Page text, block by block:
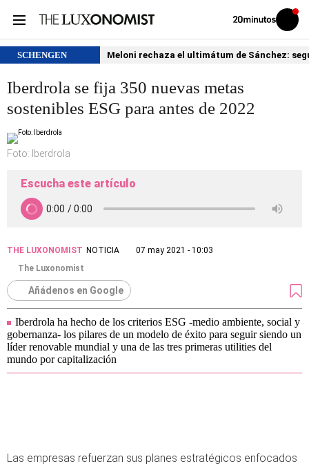
Volver
Iniciar
sesión
SCHENGEN Meloni rechaza el ultimátum de Sánchez:
Iberdrola se fija 350 nuevas metas
sostenibles ESG para antes de 2022
Foto: Iberdrola
Escucha este artículo
THE LUXONOMIST NOTICIA
07 may 2021 - 10:03
The Luxonomist
Añádenos en Google
Iberdrola ha hecho de los criterios ESG -medio ambiente, social y
gobernanza- los pilares de un modelo de éxito para seguir siendo un
líder renovable mundial y una de las tres primeras utilities del
mundo por capitalización
Las empresas refuerzan sus planes estratégicos enfocados